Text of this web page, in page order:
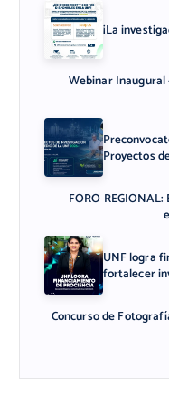
¡La
Webinar Inaugural
Proyectos
FORO
UNF logra
fortalecer
Concurso de